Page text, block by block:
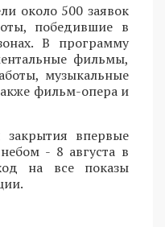
около 500 заявок
победившие в
В программу
фильмы,
музыкальные
фильм-опера и
впервые
- 8 августа в
на все показы